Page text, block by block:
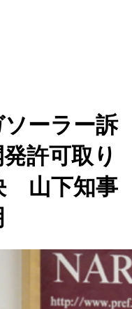
ーラー訴
許可取り
山下知事